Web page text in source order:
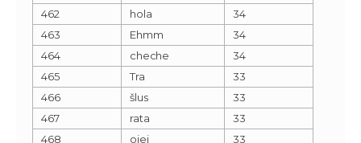
462
hola
34
463
Ehmm
34
464
cheche
34
465
Tra
33
466
šlus
33
467
rata
33
468
ojej
33